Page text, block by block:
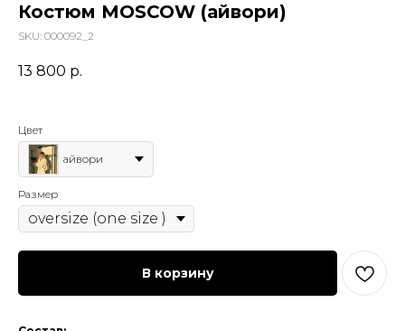
Костюм MOSCOW (айвори)
SKU: 000092_2
13 800 р.
Цвет
айвори
Размер
В корзину